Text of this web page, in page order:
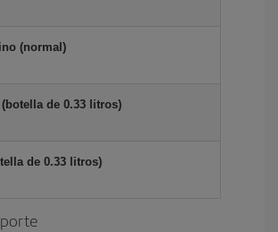
(normal)
(botella de 0.33 litros)
de 0.33 litros)